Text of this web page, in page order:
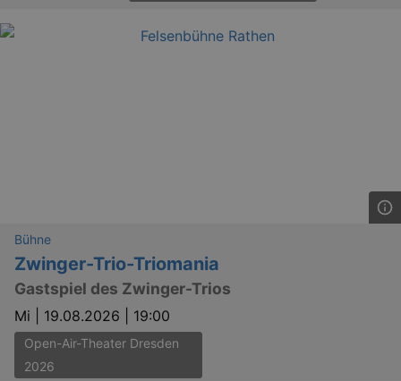
Bühne
Zwinger-Trio-Triomania
Gastspiel des Zwinger-Trios
Mi | 19.08.2026 | 19:00
Open-Air-Theater Dresden
2026